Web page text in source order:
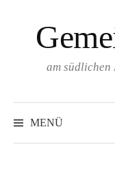
Inhalt
am südlichen
MENÜ